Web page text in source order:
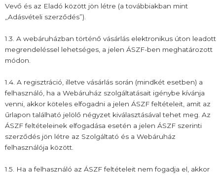
Vevő és az Eladó között jön létre (a továbbiakban mint
„Adásvételi szerződés”).
1.3. A webáruházban történő vásárlás elektronikus úton leadott
megrendeléssel lehetséges, a jelen ÁSZF-ben meghatározott
módon.
1.4. A regisztráció, illetve vásárlás során (mindkét esetben) a
felhasználó, ha a Webáruház szolgáltatásait igénybe kívánja
venni, akkor köteles elfogadni a jelen ÁSZF feltételeit, amit az
űrlapon található jelölő négyzet kiválasztásával tehet meg. Az
ÁSZF feltételeinek elfogadása esetén a jelen ÁSZF szerinti
szerződés jön létre az Szolgáltató és a Webáruház
felhasználója között.
1.5. Ha a felhasználó az ÁSZF feltételeit nem fogadja el, akkor